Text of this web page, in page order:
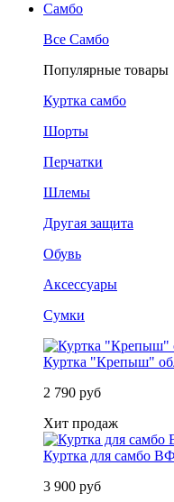
Самбо
Все Самбо
Популярные товары
Куртка самбо
Шорты
Перчатки
Шлемы
Другая защита
Обувь
Аксессуары
Сумки
Куртка "Крепыш"
2 790 руб
Хит продаж
Куртка для самбо
3 900 руб